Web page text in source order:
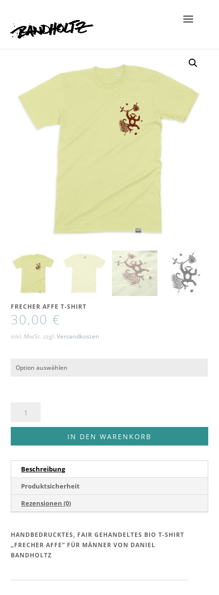
FRECHER AFFE T-SHIRT
30,00 €
inkl. MwSt. zzgl.Versandkosten
Frecher
Shirt
Menge
IN DEN WARENKORB
Beschreibung
Produktsicherheit
Rezensionen (0)
HANDBEDRUCKTES, FAIR GEHANDELTES BIO T-SHIRT
„FRECHER AFFE“ FÜR MÄNNER VON DANIEL
BANDHOLTZ